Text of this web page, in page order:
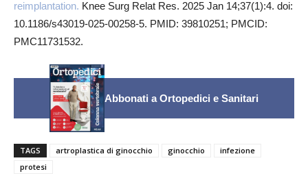
reimplantation. Knee Surg Relat Res. 2025 Jan 14;37(1):4. doi:
10.1186/s43019-025-00258-5. PMID: 39810251; PMCID:
PMC11731532.
Abbonati a Ortopedici e Sanitari
TAGS artroplastica di ginocchio ginocchio
infezione
protesi